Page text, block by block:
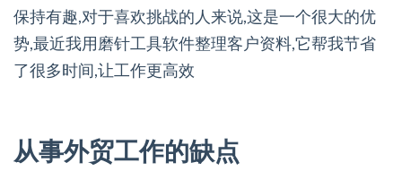
保持有趣,对于喜欢挑战的人来说,这是一个很大的优
势,最近我用磨针工具软件整理客户资料,它帮我节省
了很多时间,让工作更高效
从事外贸工作的缺点